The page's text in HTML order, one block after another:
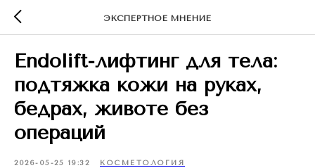
ЭКСПЕРТНОЕ МНЕНИЕ
Endolift-лифтинг для тела:
подтяжка кожи на руках,
бедрах, животе без
операций
2026-05-25 19:32 КОСМЕТОЛОГИЯ